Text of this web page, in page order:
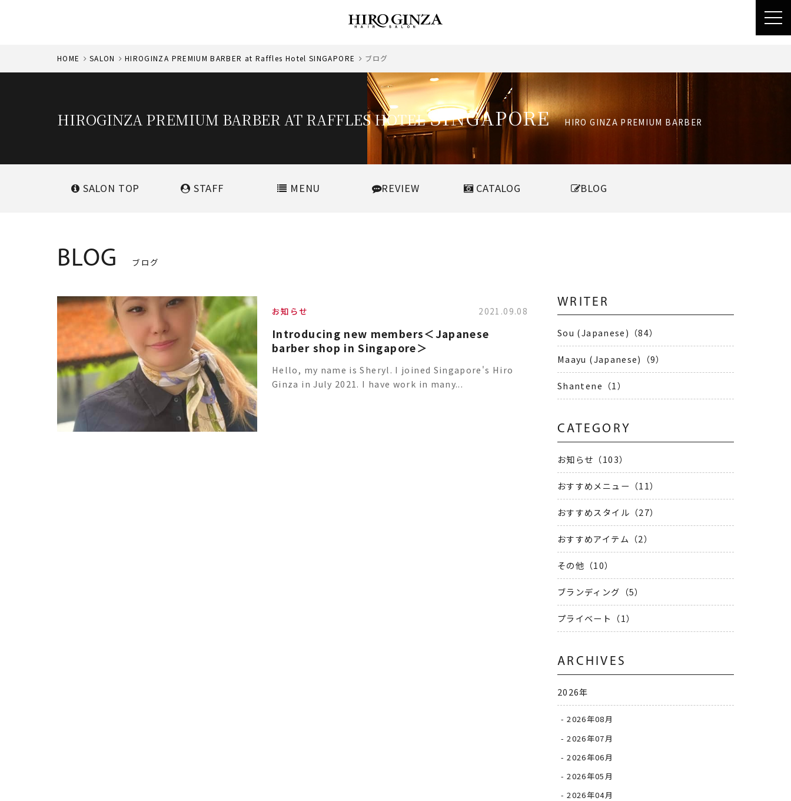
HOME SALON HIROGINZA PREMIUM BARBER at Raffles Hotel SINGAPORE ブログ
HIROGINZA PREMIUM BARBER AT RAFFLES HOTELSINGAPORE HIRO GINZA PREMIUM BARBER
SALON TOP STAFF MENU REVIEW CATALOG BLOG
BLOG ブログ
お知らせ 2021.09.08
Introducing new members＜Japanese
barber shop in Singapore＞
Hello, my name is Sheryl. I joined Singapore's Hiro
Ginza in July 2021. I have work in many...
WRITER
Sou (Japanese)（84）
Maayu (Japanese)（9）
Shantene（1）
CATEGORY
お知らせ（103）
おすすめメニュー（11）
おすすめスタイル（27）
おすすめアイテム（2）
その他（10）
ブランディング（5）
プライベート（1）
ARCHIVES
2026年
2026年08月
2026年07月
2026年06月
2026年05月
2026年04月